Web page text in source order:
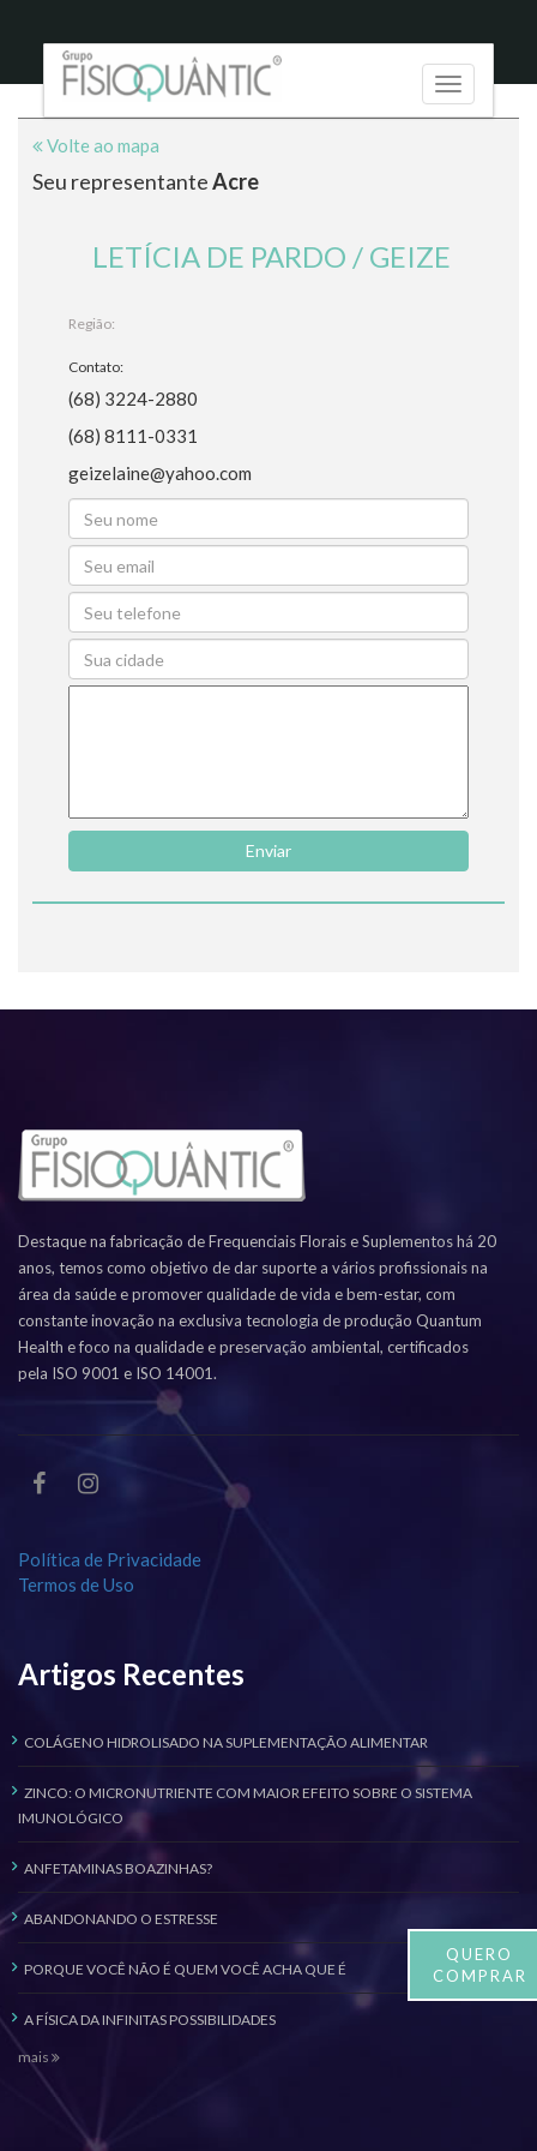
Toggle
navigation
Volte ao mapa
Seu representanteAcre
LETÍCIA DE PARDO / GEIZE
Região:
Contato:
(68) 3224-2880
(68) 8111-0331
geizelaine@yahoo.com
Enviar
Destaque na fabricação de Frequenciais Florais e Suplementos há 20
anos, temos como objetivo de dar suporte a vários profissionais na
área da saúde e promover qualidade de vida e bem-estar, com
constante inovação na exclusiva tecnologia de produção Quantum
Health e foco na qualidade e preservação ambiental, certificados
pela ISO 9001 e ISO 14001.
Política de Privacidade
Termos de Uso
Artigos Recentes
COLÁGENO HIDROLISADO NA SUPLEMENTAÇÃO ALIMENTAR
ZINCO: O MICRONUTRIENTE COM MAIOR EFEITO SOBRE O SISTEMA
IMUNOLÓGICO
ANFETAMINAS BOAZINHAS?
ABANDONANDO O ESTRESSE
PORQUE VOCÊ NÃO É QUEM VOCÊ ACHA QUE É
A FÍSICA DA INFINITAS POSSIBILIDADES
mais
QUERO
COMPRAR